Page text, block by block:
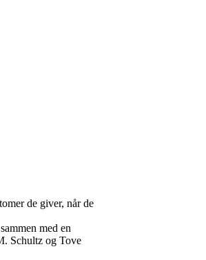
de giver, når de
med en
Schultz og Tove